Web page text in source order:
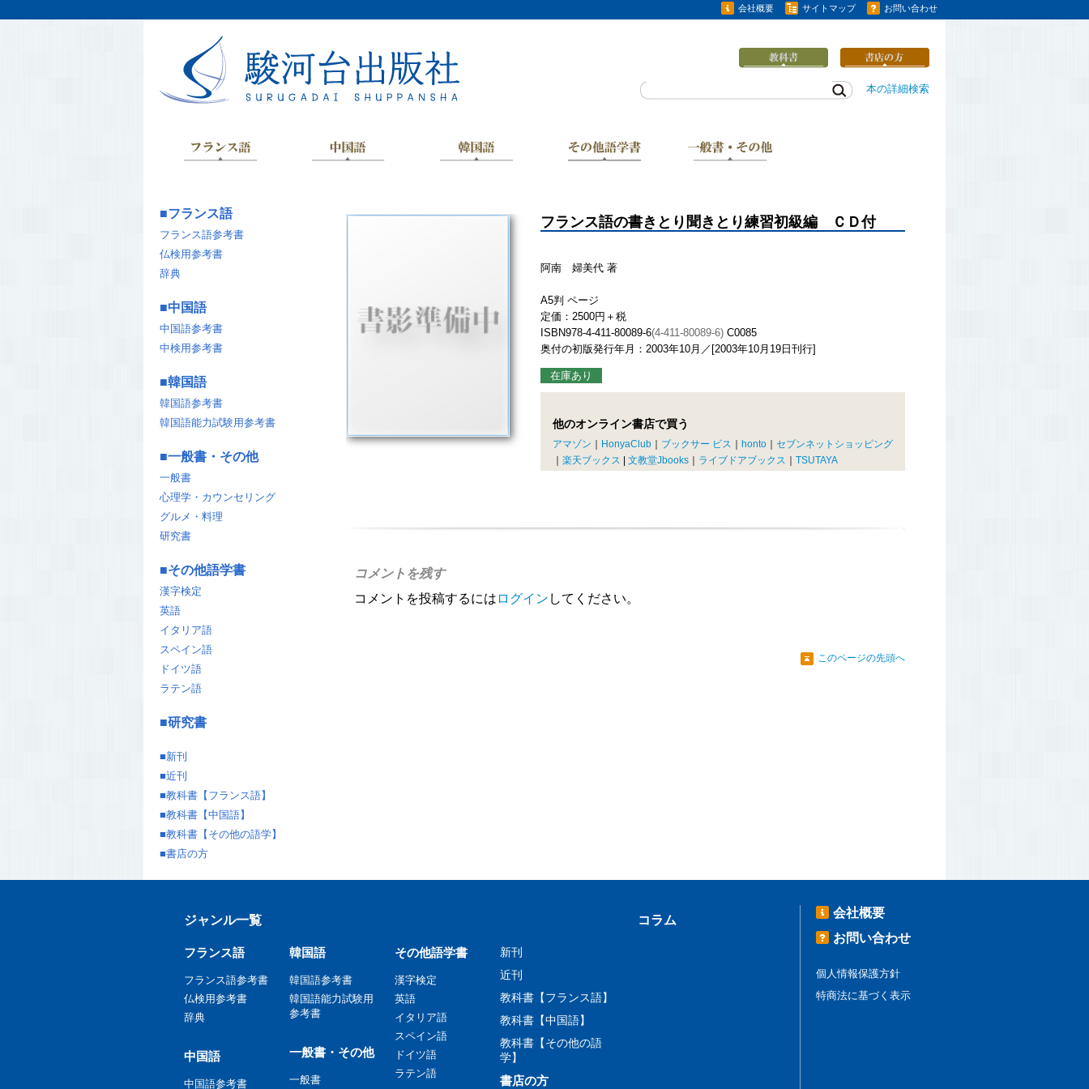
会社概要 サイトマップ お問い合わせ
本の詳細検索
フランス語の書きとり聞きとり練習初級編 ＣＤ付
阿南 婦美代 著
A5判 ページ
定価：2500円＋税
ISBN978-4-411-80089-6(4-411-80089-6) C0085
奥付の初版発行年月：2003年10月／[2003年10月19日刊行]
在庫あり
他のオンライン書店で買う
アマゾン HonyaClub ブックサー ビス honto
セブンネットショッピング
楽天ブックス 文教堂Jbooks ライブドアブックス TSUTAYA
コメントを残す
コメントを投稿するには ログイン してください。
このページの先頭へ
■フランス語
フランス語参考書
仏検用参考書
辞典
■中国語
中国語参考書
中検用参考書
■韓国語
韓国語参考書
韓国語能力試験用参考書
■一般書・その他
一般書
心理学・カウンセリング
グルメ・料理
研究書
■その他語学書
漢字検定
英語
イタリア語
スペイン語
ドイツ語
ラテン語
■研究書
■新刊
■近刊
■教科書【フランス語】
■教科書【中国語】
■教科書【その他の語学】
■書店の方
ジャンル一覧 コラム
フランス語
フランス語参考書
仏検用参考書
辞典
中国語
中国語参考書
韓国語
韓国語参考書
韓国語能力試験用
参考書
一般書・その他
一般書
その他語学書
漢字検定
英語
イタリア語
スペイン語
ドイツ語
ラテン語
新刊
近刊
教科書【フランス語】
教科書【中国語】
教科書【その他の語
学】
書店の方
会社概要
お問い合わせ
個人情報保護方針
特商法に基づく表示